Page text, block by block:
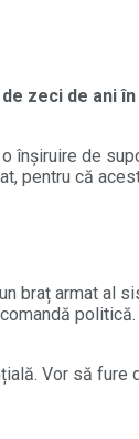
zeci de ani
înșiruire de
pentru că
braț armat al
politică.
Vor să fure